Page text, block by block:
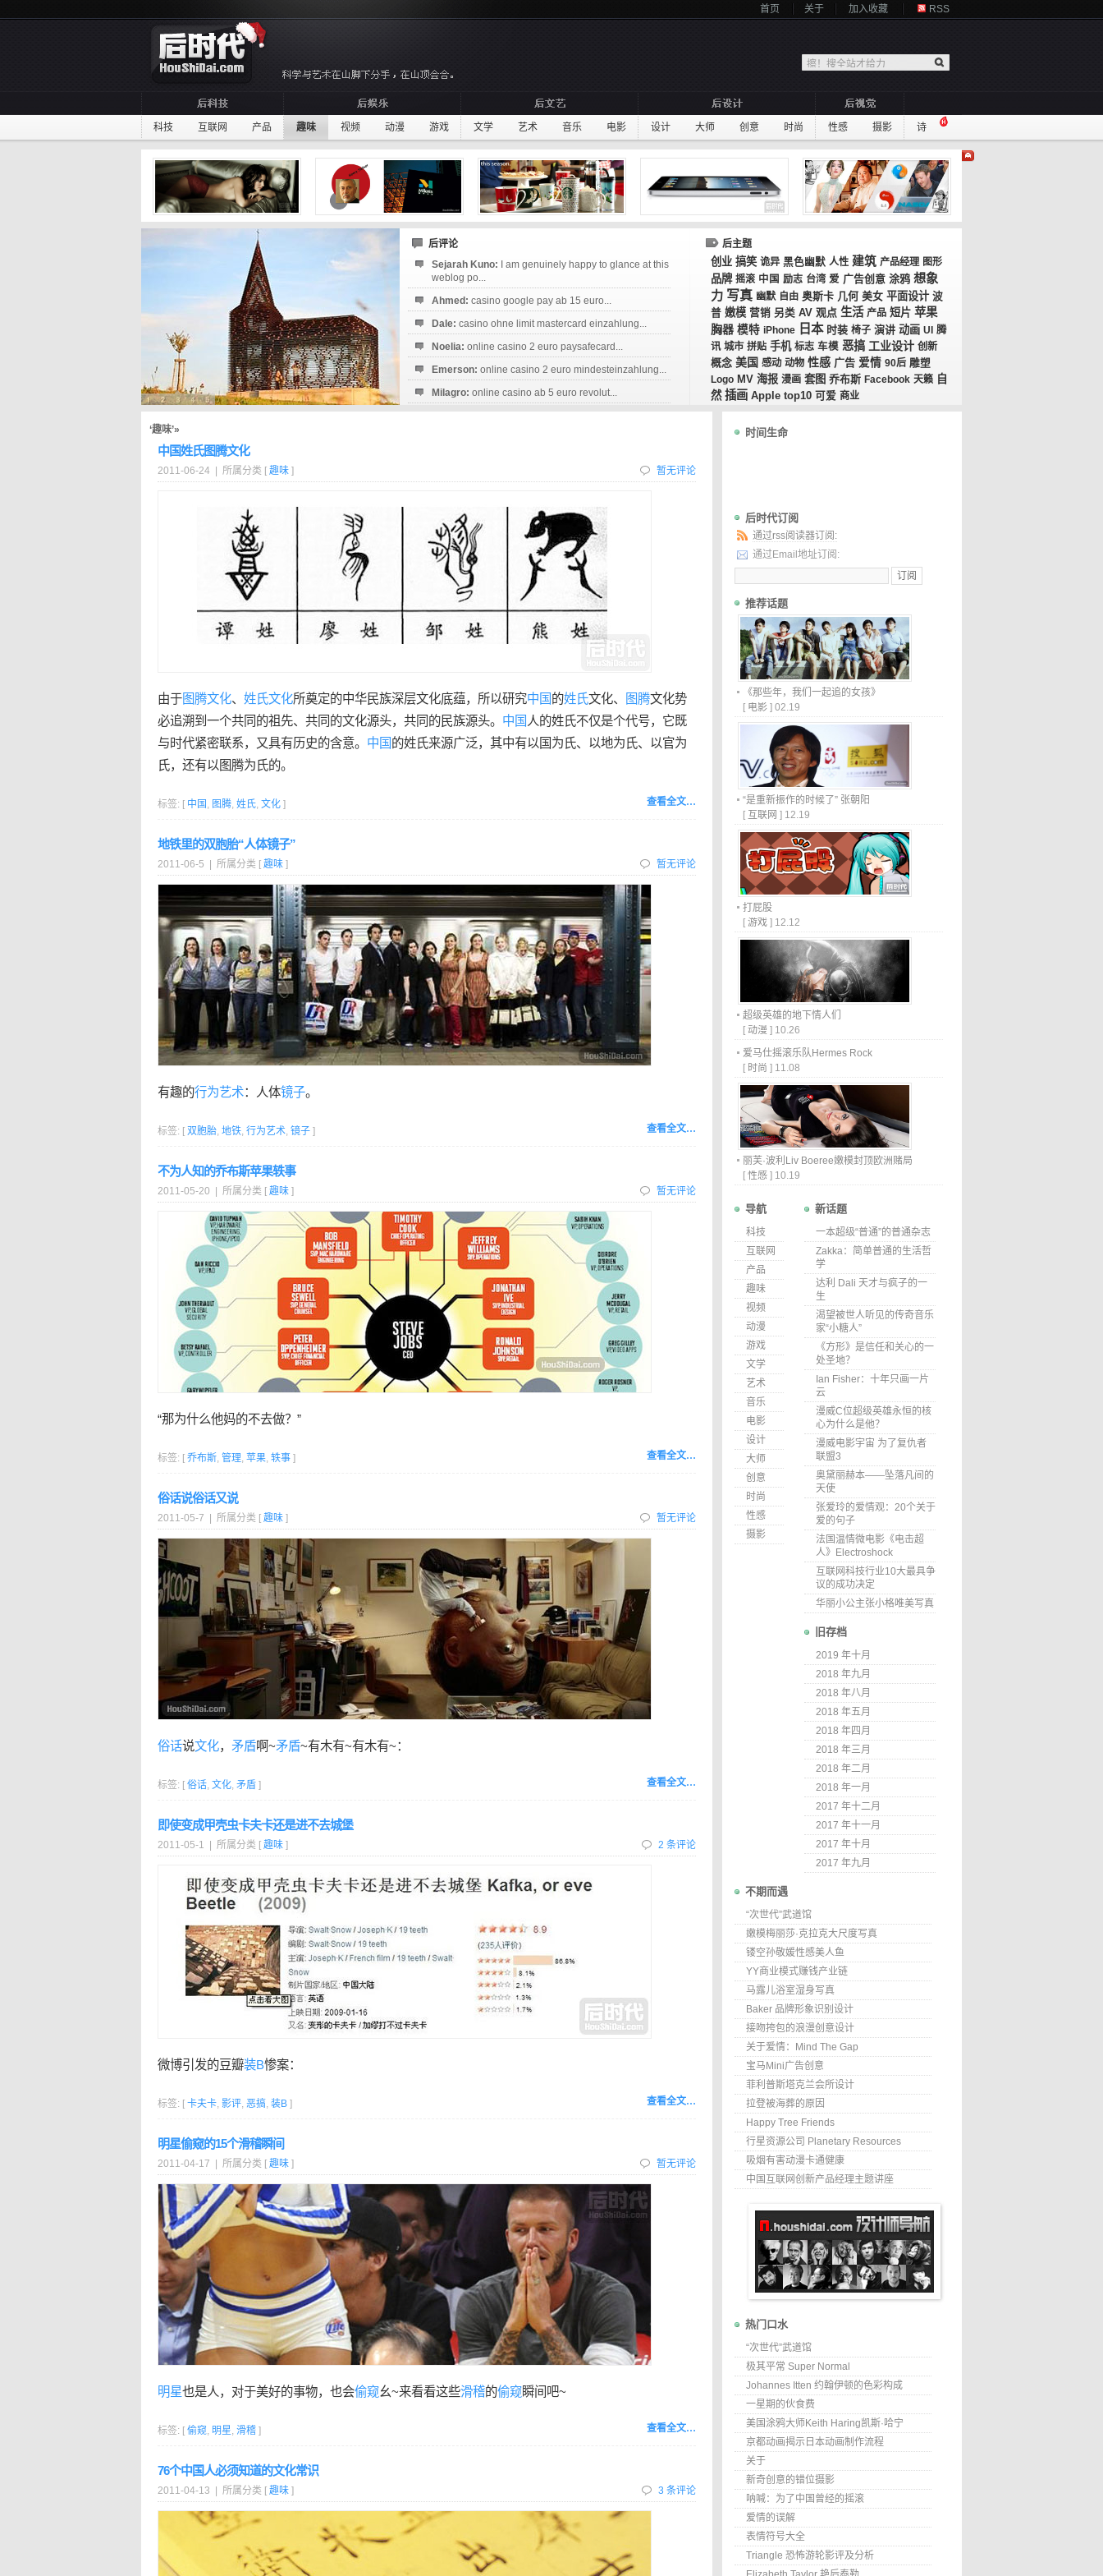
首页 关于 加入收藏 RSS
科技 互联网 产品 趣味 视频 动漫 游戏 文学 艺术 音乐 电影 设计 大师 创意 时尚 性感 摄影 诗
后评论
Sejarah Kuno:
I am genuinely happy to glance at this
weblog po...
Ahmed: casino google pay ab 15 euro...
Dale: casino ohne limit mastercard einzahlung...
Noelia: online casino 2 euro paysafecard...
Emerson: online casino 2 euro mindesteinzahlung...
Milagro: online casino ab 5 euro revolut...
后主题
创业 搞笑 诡异 黑色幽默 人性 建筑 产品经理 图形
品牌 摇滚 中国 励志 台湾 爱 广告创意 涂鸦 想象
力 写真 幽默 自由 奥斯卡 几何 美女 平面设计 波
普 嫩模 营销 另类 AV 观点 生活 产品 短片 苹果
胸器 模特 iPhone 日本 时装 椅子 演讲 动画 UI 腾
讯 城市 拼贴 手机 标志 车模 恶搞 工业设计 创新
概念 美国 感动 动物 性感 广告 爱情 90后 雕塑
Logo MV 海报 漫画 套图 乔布斯 Facebook 天籁 自
然 插画 Apple top10 可爱 商业
‘趣味’»
中国姓氏图腾文化
2011-06-24 | 所属分类 [ 趣味 ] 暂无评论
由于图腾文化、 姓氏文化所奠定的中华民族深层文化底蕴，所以研究中国 的姓氏文化、 图腾文化势
必追溯到一个共同的祖先、共同的文化源头，共同的民族源头。 中国 人的姓氏不仅是个代号，它既
与时代紧密联系，又具有历史的含意。 中国 的姓氏来源广泛，其中有以国为氏、以地为氏、以官为
氏，还有以图腾为氏的。
查看全文…
标签: [ 中国 , 图腾, 姓氏, 文化 ]
地铁里的双胞胎“人体镜子”
2011-06-5 | 所属分类 [ 趣味 ] 暂无评论
有趣的行为艺术：人体镜子。
查看全文…
标签: [ 双胞胎, 地铁, 行为艺术, 镜子 ]
不为人知的乔布斯苹果轶事
2011-05-20 | 所属分类 [ 趣味 ] 暂无评论
“那为什么他妈的不去做？”
查看全文…
标签: [ 乔布斯, 管理, 苹果, 轶事 ]
俗话说俗话又说
2011-05-7 | 所属分类 [ 趣味 ] 暂无评论
俗话说文化， 矛盾啊~矛盾~有木有~有木有~：
查看全文…
标签: [ 俗话, 文化, 矛盾 ]
即使变成甲壳虫卡夫卡还是进不去城堡
2011-05-1 | 所属分类 [ 趣味 ] 2 条评论
微博引发的豆瓣装B惨案：
查看全文…
标签: [ 卡夫卡, 影评, 恶搞, 装B ]
明星偷窥的15个滑稽瞬间
2011-04-17 | 所属分类 [ 趣味 ] 暂无评论
明星也是人，对于美好的事物，也会偷窥幺~来看看这些滑稽的偷窥瞬间吧~
查看全文…
标签: [ 偷窥, 明星, 滑稽 ]
76个中国人必须知道的文化常识
2011-04-13 | 所属分类 [ 趣味 ] 3 条评论
时间生命
后时代订阅
通过rss阅读器订阅:
通过Email地址订阅:
推荐话题
《那些年，我们一起追的女孩》
[ 电影 ] 02.19
“是重新振作的时候了” 张朝阳
[ 互联网 ] 12.19
打屁股
[ 游戏 ] 12.12
超级英雄的地下情人们
[ 动漫 ] 10.26
爱马仕摇滚乐队Hermes Rock
[ 时尚 ] 11.08
丽芙·波利Liv Boeree嫩模封顶欧洲赌局
[ 性感 ] 10.19
导航
科技
互联网
产品
趣味
视频
动漫
游戏
文学
艺术
音乐
电影
设计
大师
创意
时尚
性感
摄影
新话题
一本超级“普通”的普通杂志
Zakka：简单普通的生活哲
学
达利 Dali 天才与疯子的一
生
渴望被世人听见的传奇音乐
家“小糖人”
《方形》是信任和关心的一
处圣地？
Ian Fisher：十年只画一片
云
漫威C位超级英雄永恒的核
心为什么是他？
漫威电影宇宙 为了复仇者
联盟3
奥黛丽赫本——坠落凡间的
天使
张爱玲的爱情观：20个关于
爱的句子
法国温情微电影《电击超
人》Electroshock
互联网科技行业10大最具争
议的成功决定
华丽小公主张小格唯美写真
旧存档
2019 年十月
2018 年九月
2018 年八月
2018 年五月
2018 年四月
2018 年三月
2018 年二月
2018 年一月
2017 年十二月
2017 年十一月
2017 年十月
2017 年九月
不期而遇
“次世代”武道馆
嫩模梅丽莎·克拉克大尺度写真
镂空孙敬媛性感美人鱼
YY商业模式赚钱产业链
马露儿浴室湿身写真
Baker 品牌形象识别设计
接吻挎包的浪漫创意设计
关于爱情：Mind The Gap
宝马Mini广告创意
菲利普斯塔克兰会所设计
拉登被海葬的原因
Happy Tree Friends
行星资源公司 Planetary Resources
吸烟有害动漫卡通健康
中国互联网创新产品经理主题讲座
热门口水
“次世代”武道馆
极其平常 Super Normal
Johannes Itten 约翰伊顿的色彩构成
一星期的伙食费
美国涂鸦大师Keith Haring凯斯·哈宁
京都动画揭示日本动画制作流程
关于
新奇创意的错位摄影
呐喊：为了中国曾经的摇滚
爱情的误解
表情符号大全
Triangle 恐怖游轮影评及分析